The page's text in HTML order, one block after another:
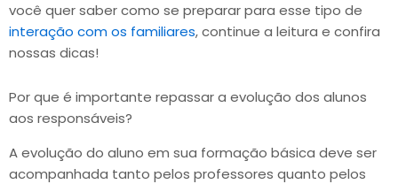
você quer saber como se preparar para esse tipo de
interação com os familiares, continue a leitura e confira
nossas dicas!
Por que é importante repassar a evolução dos alunos
aos responsáveis?
A evolução do aluno em sua formação básica deve ser
acompanhada tanto pelos professores quanto pelos